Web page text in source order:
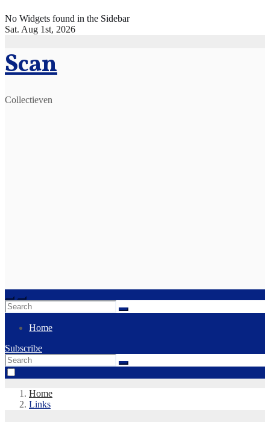
Skip
to
No Widgets found in the Sidebar
Sat. Aug 1st, 2026
Scan
Collectieven
Home
Subscribe
Home
Links